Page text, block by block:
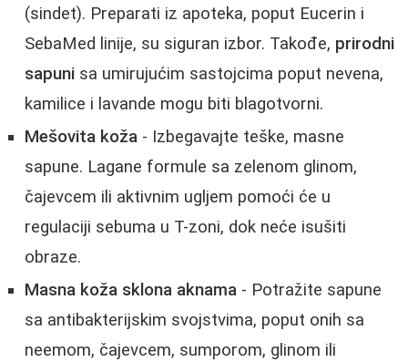
(sindet). Preparati iz apoteka, poput Eucerin i
SebaMed linije, su siguran izbor. Takođe, prirodni
sapuni sa umirujućim sastojcima poput nevena,
kamilice i lavande mogu biti blagotvorni.
Mešovita koža - Izbegavajte teške, masne
sapune. Lagane formule sa zelenom glinom,
čajevcem ili aktivnim ugljem pomoći će u
regulaciji sebuma u T-zoni, dok neće isušiti
obraze.
Masna koža sklona aknama - Potražite sapune
sa antibakterijskim svojstvima, poput onih sa
neemom, čajevcem, sumporom, glinom ili